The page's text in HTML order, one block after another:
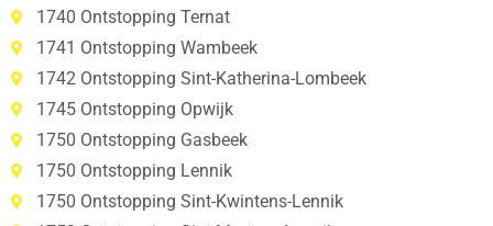
1740 Ontstopping Ternat
1741 Ontstopping Wambeek
1742 Ontstopping Sint-Katherina-Lombeek
1745 Ontstopping Opwijk
1750 Ontstopping Gasbeek
1750 Ontstopping Lennik
1750 Ontstopping Sint-Kwintens-Lennik